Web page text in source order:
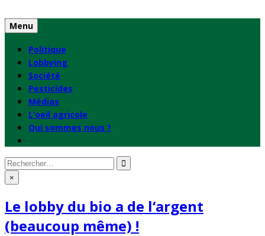
to
content
Menu
Politique
Lobbying
Société
Pesticides
Médias
L’oeil agricole
Qui sommes nous ?
Rechercher
: ×
Le lobby du bio a de l‘argent
(beaucoup même) !